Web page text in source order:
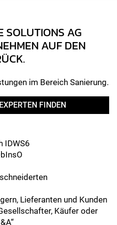
SOLUTIONS AG
AUF DEN
im Bereich Sanierung.
FINDEN
IDWS6
Lieferanten und Kunden
Käufer oder